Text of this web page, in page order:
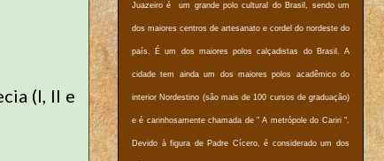
(I, II e
Juazeiro é um grande polo cultural do Brasil, sendo um
dos maiores centros de artesanato e cordel do nordeste do
país. É um dos maiores polos calçadistas do Brasil. A
cidade tem ainda um dos maiores polos acadêmico do
interior Nordestino (são mais de 100 cursos de graduação)
e é carinhosamente chamada de " A metrópole do Cariri ".
Devido à figura de Padre Cícero, é considerado um dos